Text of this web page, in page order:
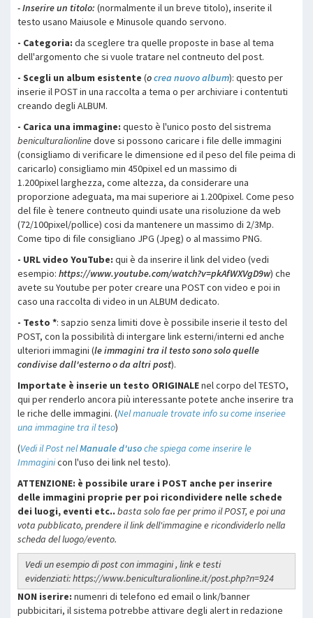
- Inserire un titolo: (normalmente il un breve titolo), inserite il
testo usano Maiusole e Minusole quando servono.
- Categoria: da sceglere tra quelle proposte in base al tema
dell'argomento che si vuole tratare nel contneuto del post.
- Scegli un album esistente (ocrea nuovo album): questo per
inserie il POST in una raccolta a tema o per archiviare i contentuti
creando degli ALBUM.
- Carica una immagine: questo è l'unico posto del sistrema
beniculturalionlinedove si possono caricare i file delle immagini
(consigliamo di verificare le dimensione ed il peso del file peima di
caricarlo) consigliamo min 450pixel ed un massimo di
1.200pixel larghezza, come altezza, da considerare una
proporzione adeguata, ma mai superiore ai 1.200pixel. Come peso
del file è tenere contneuto quindi usate una risoluzione da web
(72/100pixel/pollice) cosi da mantenere un massimo di 2/3Mp.
Come tipo di file consigliano JPG (Jpeg) o al massimo PNG.
- URL video YouTube: qui è da inserire il link del video (vedi
esempio: https://www.youtube.com/watch?v=pkAfWXVgD9w) che
avete su Youtube per poter creare una POST con video e poi in
caso una raccolta di video in un ALBUM dedicato.
- Testo *: sapzio senza limiti dove è possibile inserie il testo del
POST, con la possibilità di intergare link esterni/interni ed anche
ulteriori immagini (le immagini tra il testo sono solo quelle
condivise dall'esterno o da altri post).
Importate è inserie un testo ORIGINALEnel corpo del TESTO,
qui per renderlo ancora più interessante potete anche inserire tra
le riche delle immagini. (Nel manuale trovate info su come inseriee
una immagine tra il teso)
(Vedi il Post nelManuale d'usoche spiega come inserire le
Immaginicon l'uso dei link nel testo).
ATTENZIONE: è possibile urare i POST anche per inserire
delle immagini proprie per poi ricondividere nelle schede
dei luogi, eventi etc.. basta solo fae per primo il POST, e poi una
vota pubblicato, prendere il link dell'immagine e ricondividerlo nella
scheda del luogo/evento.
Vedi un esempio di post con immagini , link e testi
evidenziati:https://www.beniculturalionline.it/post.php?n=924
NON iserire: numenri di telefono ed email o link/banner
pubbicitari, il sistema potrebbe attivare degli alert in redazione